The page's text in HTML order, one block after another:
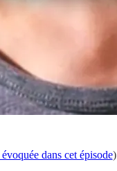
dans cet épisode)